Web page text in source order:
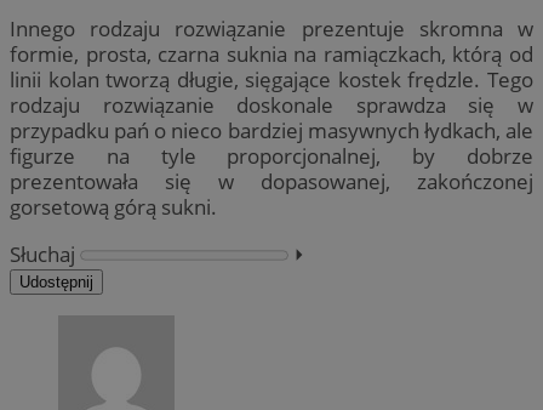
Innego rodzaju rozwiązanie prezentuje skromna w
formie, prosta, czarna suknia na ramiączkach, którą od
linii kolan tworzą długie, sięgające kostek frędzle. Tego
rodzaju rozwiązanie doskonale sprawdza się w
przypadku pań o nieco bardziej masywnych łydkach, ale
figurze na tyle proporcjonalnej, by dobrze
prezentowała się w dopasowanej, zakończonej
gorsetową górą sukni.
Słuchaj
⏵︎
Udostępnij